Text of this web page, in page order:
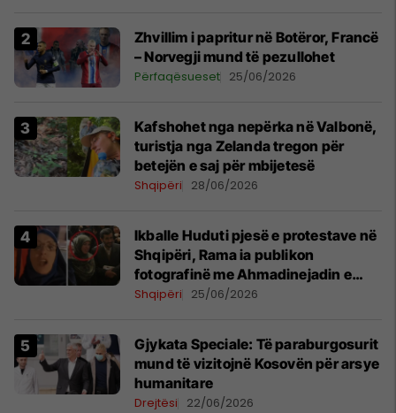
Zhvillim i papritur në Botëror, Francë
– Norvegji mund të pezullohet
Përfaqësueset 25/06/2026
Kafshohet nga nepërka në Valbonë,
turistja nga Zelanda tregon për
betejën e saj për mbijetesë
Shqipëri 28/06/2026
Ikballe Huduti pjesë e protestave në
Shqipëri, Rama ia publikon
fotografinë me Ahmadinejadin e
Iranit
Shqipëri 25/06/2026
​Gjykata Speciale: Të paraburgosurit
mund të vizitojnë Kosovën për arsye
humanitare
Drejtësi 22/06/2026